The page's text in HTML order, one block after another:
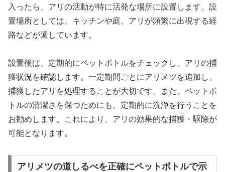
入ったら、アリの活動が特に活発な場所に設置します。設
置場所としては、キッチンや庭、アリが頻繁に出現する経
路などが適しています。
設置後は、定期的にペットボトルをチェックし、アリの捕
獲状況を確認します。一定期間ごとにアリメツを追加し、
捕獲したアリを処理することが大切です。また、ペットボ
トルの清潔さを保つためにも、定期的に洗浄を行うことを
お勧めします。これにより、アリの効果的な捕獲・駆除が
可能となります。
アリメツの道しるべを正確にペットボトルで示